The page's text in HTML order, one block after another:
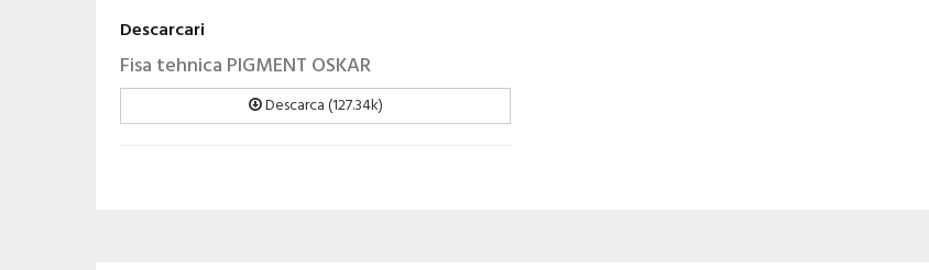
Descarcari
Fisa tehnica PIGMENT OSKAR
Descarca (127.34k)